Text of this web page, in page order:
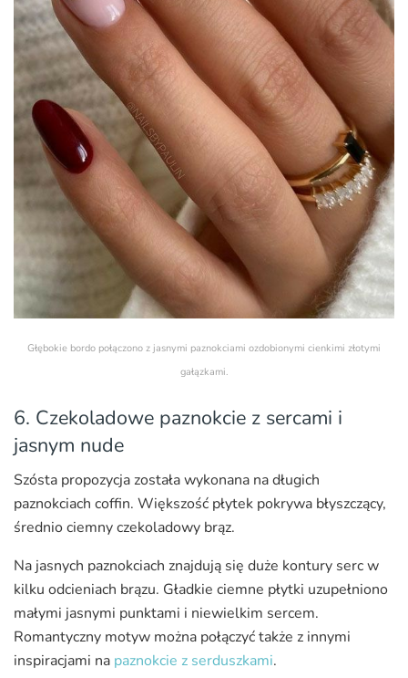
Głębokie bordo połączono z jasnymi paznokciami ozdobionymi cienkimi złotymi
gałązkami.
6. Czekoladowe paznokcie z sercami i
jasnym nude
Szósta propozycja została wykonana na długich
paznokciach coffin. Większość płytek pokrywa błyszczący,
średnio ciemny czekoladowy brąz.
Na jasnych paznokciach znajdują się duże kontury serc w
kilku odcieniach brązu. Gładkie ciemne płytki uzupełniono
małymi jasnymi punktami i niewielkim sercem.
Romantyczny motyw można połączyć także z innymi
inspiracjami na paznokcie z serduszkami.